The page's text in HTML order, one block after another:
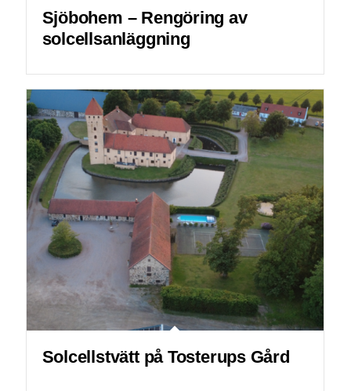
Sjöbohem – Rengöring av
solcellsanläggning
Solcellstvätt på Tosterups Gård